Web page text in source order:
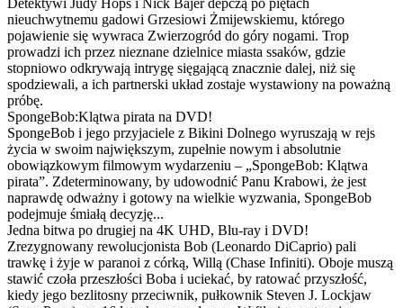
Detektywi Judy Hops i Nick Bajer depczą po piętach
nieuchwytnemu gadowi Grzesiowi Żmijewskiemu, którego
pojawienie się wywraca Zwierzogród do góry nogami. Trop
prowadzi ich przez nieznane dzielnice miasta ssaków, gdzie
stopniowo odkrywają intrygę sięgającą znacznie dalej, niż się
spodziewali, a ich partnerski układ zostaje wystawiony na poważną
próbę.
SpongeBob:Klątwa pirata na DVD!
SpongeBob i jego przyjaciele z Bikini Dolnego wyruszają w rejs
życia w swoim największym, zupełnie nowym i absolutnie
obowiązkowym filmowym wydarzeniu – „SpongeBob: Klątwa
pirata”. Zdeterminowany, by udowodnić Panu Krabowi, że jest
naprawdę odważny i gotowy na wielkie wyzwania, SpongeBob
podejmuje śmiałą decyzję...
Jedna bitwa po drugiej na 4K UHD, Blu-ray i DVD!
Zrezygnowany rewolucjonista Bob (Leonardo DiCaprio) pali
trawkę i żyje w paranoi z córką, Willą (Chase Infiniti). Oboje muszą
stawić czoła przeszłości Boba i uciekać, by ratować przyszłość,
kiedy jego bezlitosny przeciwnik, pułkownik Steven J. Lockjaw